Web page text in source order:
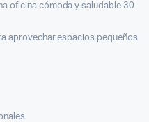
oficina cómoda y saludable 30
aprovechar espacios pequeños